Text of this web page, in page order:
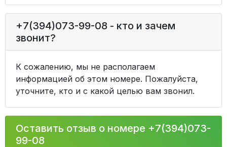
+7(394)073-99-08 - кто и зачем
звонит?
К сожалению, мы не располагаем
информацией об этом номере. Пожалуйста,
уточните, кто и с какой целью вам звонил.
Оставить отзыв о номере +7(394)073-
99-08